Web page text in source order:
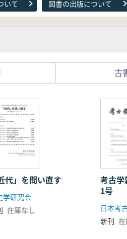
いて 図書の出版について
古
代」を問い直す
学研究会
在庫なし
考古
1号
日本考
新刊